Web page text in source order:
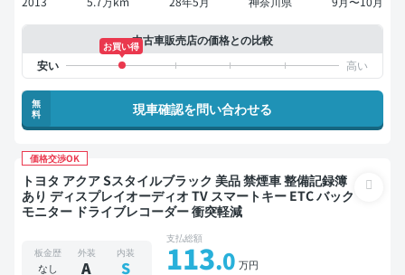
中古車販売店の価格との比較
お買い得
無
料
現車確認を問い合わせる
価格交渉OK
トヨタ アクア Sスタイルブラック 美品 禁煙車 整備記録簿
あり ディスプレイオーディオ TV スマートキー ETC バック
モニター ドライブレコーダー 衝突軽減
板金歴
なし
外装
A
内装
S
支払総額
113.0 万円